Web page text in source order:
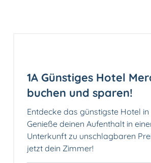
1A Günstiges Hotel
buchen und sparen!
Entdecke das günstigste Hotel in
Genieße deinen Aufenthalt in
Unterkunft zu unschlagbaren
jetzt dein Zimmer!